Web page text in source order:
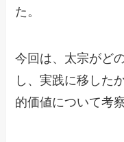
た。
今回は、太宗がど
し、実践に移した
的価値について考